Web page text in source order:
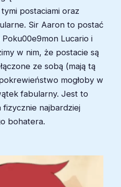
postaciami oraz
Sir Aaron to postać
Lucario i
w nim, że postacie są
ze sobą (mają tą
mogłoby w
fabularny. Jest to
najbardziej
bohatera.